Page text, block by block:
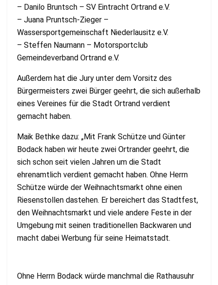
– Danilo Bruntsch – SV Eintracht Ortrand e.V.
– Juana Pruntsch-Zieger –
Wassersportgemeinschaft Niederlausitz e.V.
– Steffen Naumann – Motorsportclub
Gemeindeverband Ortrand e.V.
Außerdem hat die Jury unter dem Vorsitz des
Bürgermeisters zwei Bürger geehrt, die sich außerhalb
eines Vereines für die Stadt Ortrand verdient
gemacht haben.
Maik Bethke dazu: „Mit Frank Schütze und Günter
Bodack haben wir heute zwei Ortrander geehrt, die
sich schon seit vielen Jahren um die Stadt
ehrenamtlich verdient gemacht haben. Ohne Herrn
Schütze würde der Weihnachtsmarkt ohne einen
Riesenstollen dastehen. Er bereichert das Stadtfest,
den Weihnachtsmarkt und viele andere Feste in der
Umgebung mit seinen traditionellen Backwaren und
macht dabei Werbung für seine Heimatstadt.
Ohne Herrn Bodack würde manchmal die Rathausuhr